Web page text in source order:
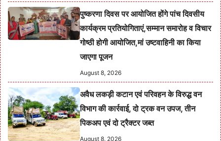
पुष्करणा दिवस पर आयोजित होंगे पांच दिवसीय
कार्यक्रम प्रतियोगिताएं,सम्मान समारोह व विचार
गोष्ठी होगी आयोजित,मां उष्टवाहिनी का किया
जाएगा पूजन
August 8, 2026
अवैध लकड़ी कटान एवं परिवहन के विरुद्ध वन
विभाग की कार्रवाई, दो ट्रक वन उपज, तीन
पिकअप एवं दो ट्रैक्टर जब्त
August 8, 2026